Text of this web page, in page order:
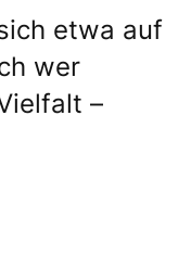
etwa auf
wer
–